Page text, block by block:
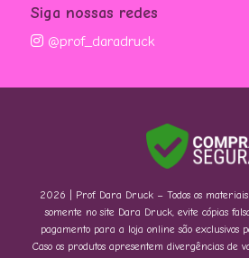
Siga nossas redes
@prof_daradruck
2026 | Prof. Dara Druck – Todos os
somente no site Dara Druck, evite cópias
pagamento para a loja online são exclusivos
Caso os produtos apresentem divergências de